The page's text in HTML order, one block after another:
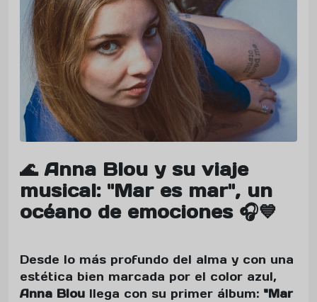
🌊 Anna Blou y su viaje
musical: "Mar es mar", un
océano de emociones 🎧💙
Desde lo más profundo del alma y con una
estética bien marcada por el color azul,
Anna Blou llega con su primer álbum: "Mar